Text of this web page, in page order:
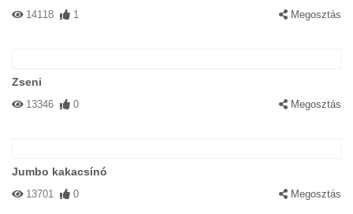
14118 1 Megosztás
Zseni
13346 0 Megosztás
Jumbo kakacsínó
13701 0 Megosztás